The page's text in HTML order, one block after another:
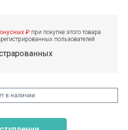
₽ при покупке этого товара
пользователей
в наличии